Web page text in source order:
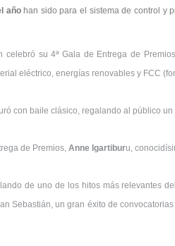
añohan sido para el sistema de control y
celebró su 4ª Gala de Entrega de
eléctrico, energías renovables y FCC
con baile clásico, regalando al público
de Premios, Anne Igartiburu,
de uno de los hitos más relevantes
Sebastián, un gran éxito de